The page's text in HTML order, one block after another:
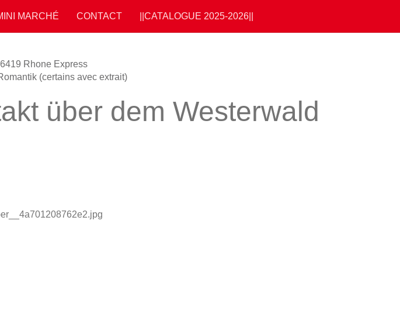
MARCHÉ CONTACT ||CATALOGUE 2025-2026||
6419 Rhone Express
(certains avec extrait)
über dem Westerwald